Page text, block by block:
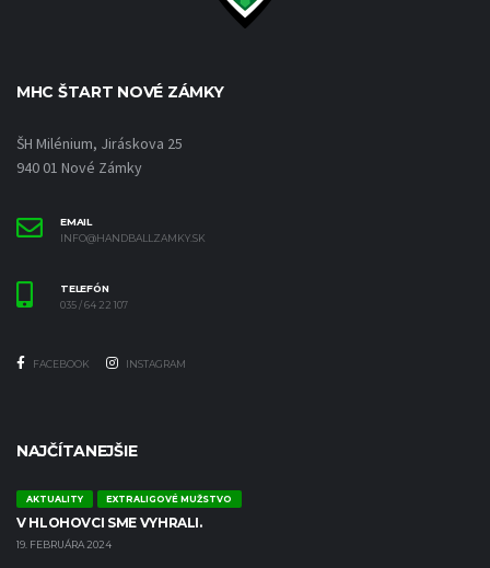
MHC ŠTART NOVÉ ZÁMKY
ŠH Milénium, Jiráskova 25
940 01 Nové Zámky
EMAIL
INFO@HANDBALLZAMKY.SK
TELEFÓN
035 / 64 22 107
FACEBOOK INSTAGRAM
NAJČÍTANEJŠIE
AKTUALITY EXTRALIGOVÉ MUŽSTVO
V HLOHOVCI SME VYHRALI.
19. FEBRUÁRA 2024